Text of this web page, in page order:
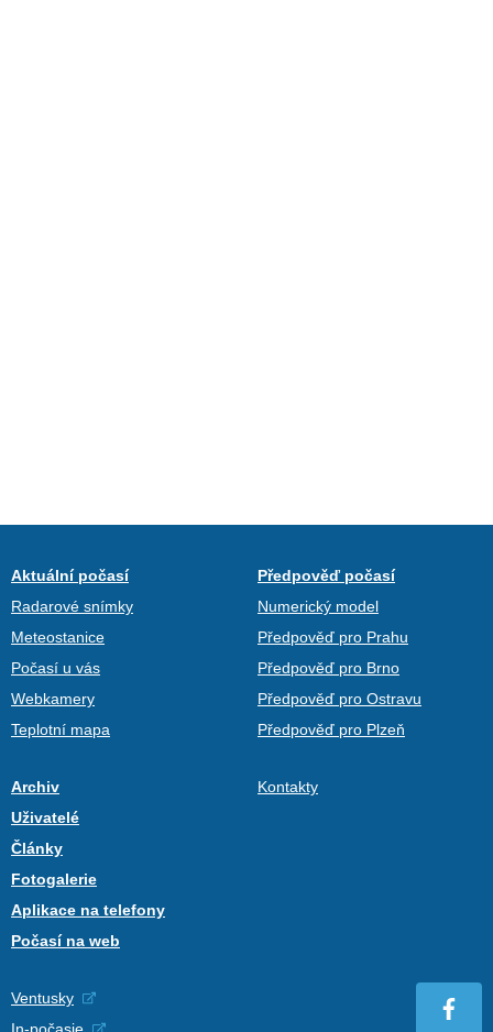
Aktuální počasí
Radarové snímky
Meteostanice
Počasí u vás
Webkamery
Teplotní mapa
Předpověď počasí
Numerický model
Předpověď pro Prahu
Předpověď pro Brno
Předpověď pro Ostravu
Předpověď pro Plzeň
Archiv
Uživatelé
Články
Fotogalerie
Aplikace na telefony
Počasí na web
Kontakty
Ventusky